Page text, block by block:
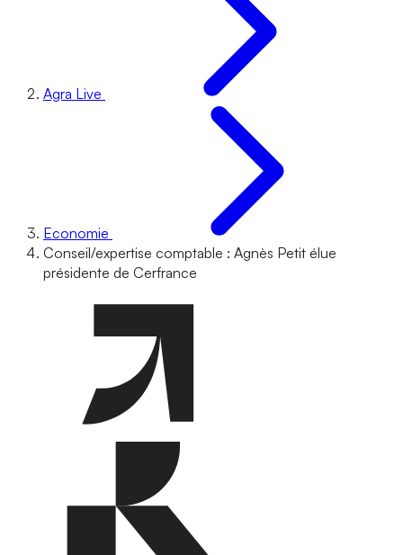
Agra Live
Economie
Conseil/expertise comptable : Agnès Petit élue
présidente de Cerfrance